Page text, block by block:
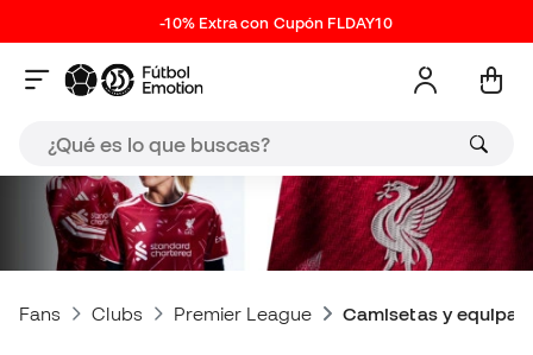
-10% Extra con Cupón FLDAY10
Fans Clubs Premier League Camisetas y